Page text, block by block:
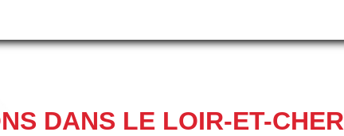
DANS LE LOIR-ET-CHER